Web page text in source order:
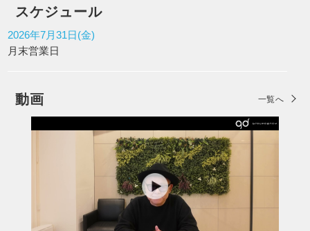
スケジュール
2026年7月31日(金)
月末営業日
動画 一覧へ